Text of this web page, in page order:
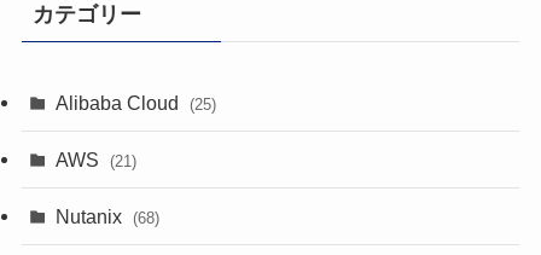
カテゴリー
Alibaba Cloud (25)
AWS (21)
Nutanix (68)